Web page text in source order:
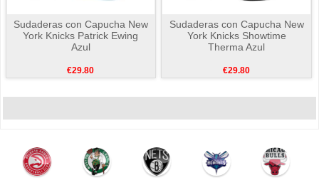
Sudaderas con Capucha New
York Knicks Patrick Ewing
Azul
€29.80
Sudaderas con Capucha New
York Knicks Showtime
Therma Azul
€29.80